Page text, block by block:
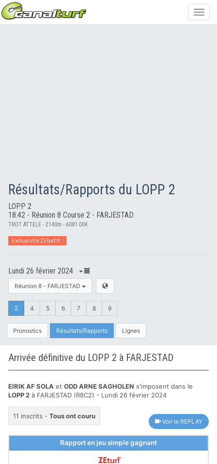
Résultats/Rapports du LOPP 2
LOPP 2
18:42 - Réunion 8 Course 2 - FARJESTAD
TROT ATTELE - 2140m - 6081.00€
Exclusivité ZEturf.fr !
Lundi 26 février 2024
Réunion 8 - FARJESTAD
2 4 5 6 7 8 9
Pronostics Résultats/Rapports Lignes
Arrivée définitive du LOPP 2 à FARJESTAD
EIRIK AF SOLA et ODD ARNE SAGHOLEN s'imposent dans le
LOPP 2 à FARJESTAD (R8C2) - Lundi 26 février 2024
11 inscrits - Tous ont couru
Voir le REPLAY
Rapport en jeu simple gagnant